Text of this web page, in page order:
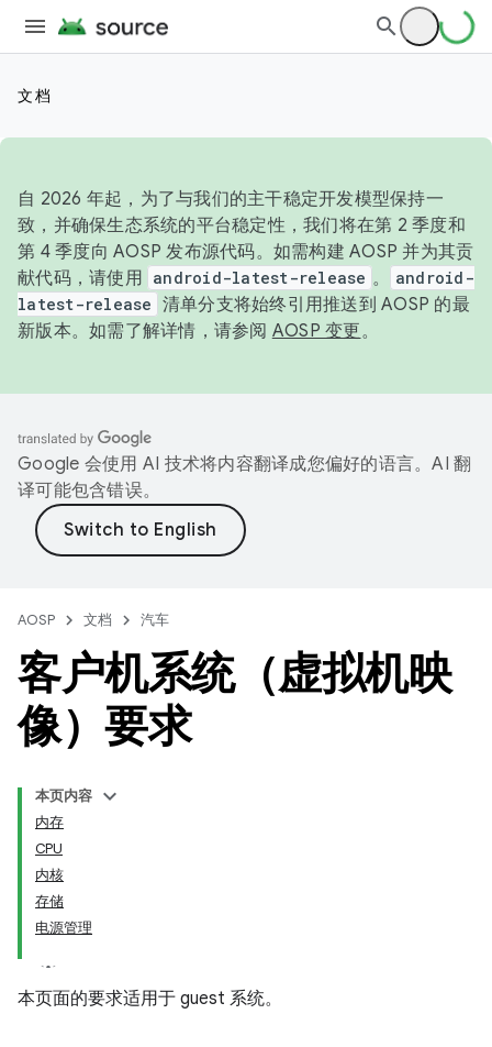
文档
自 2026 年起，为了与我们的主干稳定开发模型保持一
致，并确保生态系统的平台稳定性，我们将在第 2 季度和
第 4 季度向 AOSP 发布源代码。如需构建 AOSP 并为其贡
献代码，请使用 android-latest-release 。
android-
latest-release 清单分支将始终引用推送到 AOSP 的最
新版本。如需了解详情，请参阅 AOSP 变更。
Google 会使用 AI 技术将内容翻译成您偏好的语言。AI 翻
译可能包含错误。
AOSP 文档 汽车
客户机系统（虚拟机映
像）要求
本页内容
内存
CPU
内核
存储
电源管理
本页面的要求适用于 guest 系统。